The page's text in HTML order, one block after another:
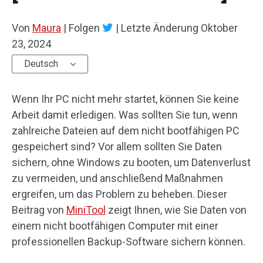
Von Maura | Folgen | Letzte Änderung Oktober
23, 2024
Deutsch
Wenn Ihr PC nicht mehr startet, können Sie keine
Arbeit damit erledigen. Was sollten Sie tun, wenn
zahlreiche Dateien auf dem nicht bootfähigen PC
gespeichert sind? Vor allem sollten Sie Daten
sichern, ohne Windows zu booten, um Datenverlust
zu vermeiden, und anschließend Maßnahmen
ergreifen, um das Problem zu beheben. Dieser
Beitrag von MiniTool zeigt Ihnen, wie Sie Daten von
einem nicht bootfähigen Computer mit einer
professionellen Backup-Software sichern können.